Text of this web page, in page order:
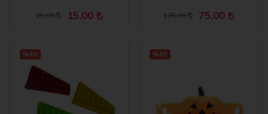
25,00 15,00 125,00 75,00
%40 %45